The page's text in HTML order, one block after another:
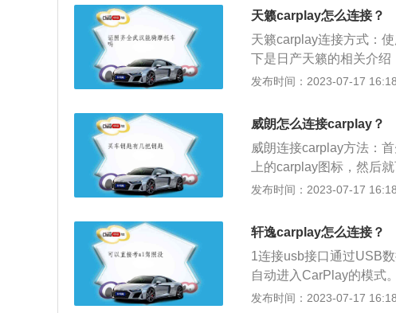
紧固车载主机与外置
没有出现启动的CarPlay
成功之后，即可通过方
布的车载系统，可以将
联，可以在主屏幕上开
通过Siri来和汽车进行交
可以被连接起来。
天籁carplay怎么连接？
天籁carplay连接方式：
下是日产天籁的相关介
观，除2.0L入门版车型外
匹配等同于8AT变速范围
上搭载的可变压缩比涡
加速仅需6.42秒，百公里
发布时间：2023-07-17
威朗怎么连接carplay？
威朗连接carplay方法：
上的carplay图标，然后
该使用原装数据线，很多
mm、1466mm，轴距为
翼式镀铬进气格栅、展
铝合金运动轮毂、快背式
发布时间：2023-07-17
轩逸carplay怎么连接？
1连接usb接口通过USB
自动进入CarPlay的模式
主机触摸屏幕或者是汽车
发布时间：2023-07-17